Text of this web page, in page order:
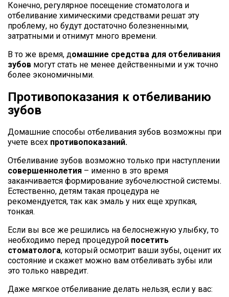
Конечно, регулярное посещение стоматолога и
отбеливание химическими средствами решат эту
проблему, но будут достаточно болезненными,
затратными и отнимут много времени.
В то же время, домашние средства для отбеливания
зубов могут стать не менее действенными и уж точно
более экономичными.
Противопоказания к отбеливанию
зубов
Домашние способы отбеливания зубов возможны при
учете всех противопоказаний.
Отбеливание зубов возможно только при наступлении
совершеннолетия – именно в это время
заканчивается формирование зубочелюстной системы.
Естественно, детям такая процедура не
рекомендуется, так как эмаль у них еще хрупкая,
тонкая.
Если вы все же решились на белоснежную улыбку, то
необходимо перед процедурой посетить
стоматолога, который осмотрит ваши зубы, оценит их
состояние и скажет можно вам отбеливать зубы или
это только навредит.
Даже мягкое отбеливание делать нельзя, если у вас: